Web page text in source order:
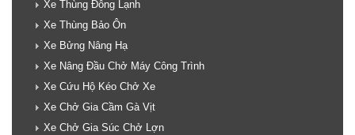
Xe Thùng Đông Lạnh
Xe Thùng Bảo Ôn
Xe Bửng Nâng Hạ
Xe Nâng Đầu Chở Máy Công Trình
Xe Cứu Hộ Kéo Chở Xe
Xe Chở Gia Cầm Gà Vịt
Xe Chở Gia Súc Chở Lợn